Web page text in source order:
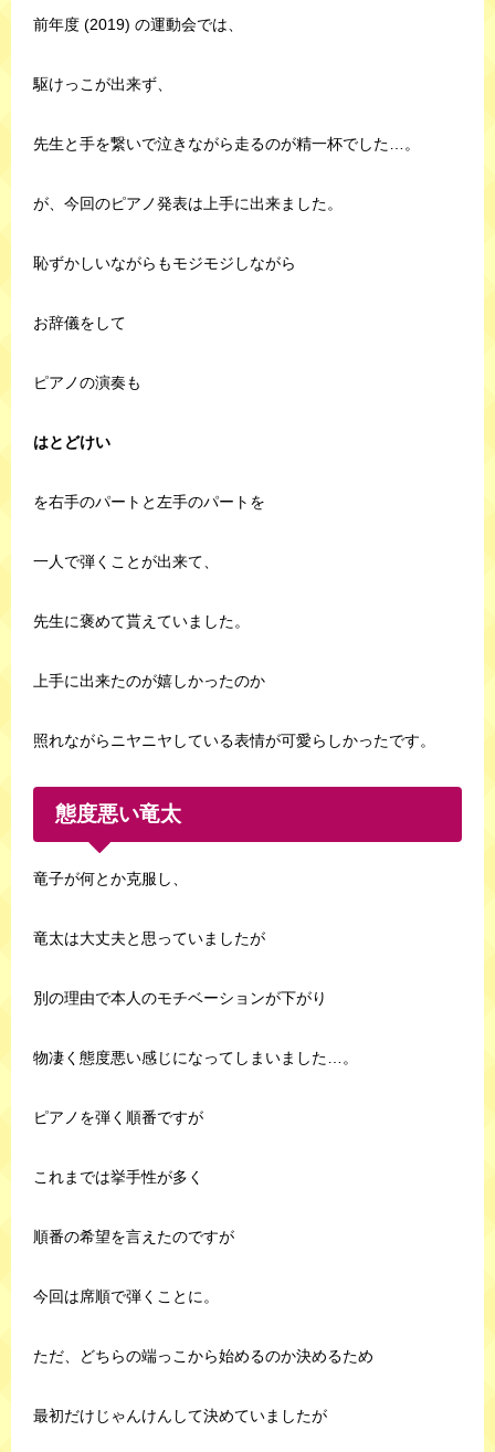
前年度 (2019) の運動会では、
駆けっこが出来ず、
先生と手を繋いで泣きながら走るのが精一杯でした…。
が、今回のピアノ発表は上手に出来ました。
恥ずかしいながらもモジモジしながら
お辞儀をして
ピアノの演奏も
はとどけい
を右手のパートと左手のパートを
一人で弾くことが出来て、
先生に褒めて貰えていました。
上手に出来たのが嬉しかったのか
照れながらニヤニヤしている表情が可愛らしかったです。
態度悪い竜太
竜子が何とか克服し、
竜太は大丈夫と思っていましたが
別の理由で本人のモチベーションが下がり
物凄く態度悪い感じになってしまいました…。
ピアノを弾く順番ですが
これまでは挙手性が多く
順番の希望を言えたのですが
今回は席順で弾くことに。
ただ、どちらの端っこから始めるのか決めるため
最初だけじゃんけんして決めていましたが